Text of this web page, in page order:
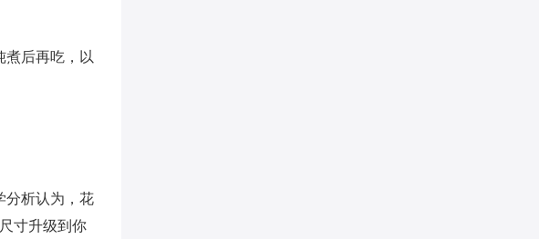
煮后再吃，以
分析认为，花
寸升级到你